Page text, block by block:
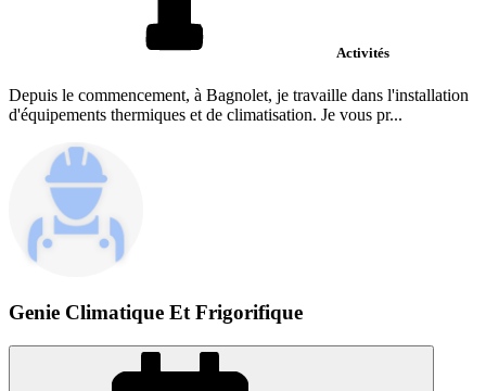
Activités
Depuis le commencement, à Bagnolet, je travaille dans l'installation
d'équipements thermiques et de climatisation. Je vous pr...
Genie Climatique Et Frigorifique